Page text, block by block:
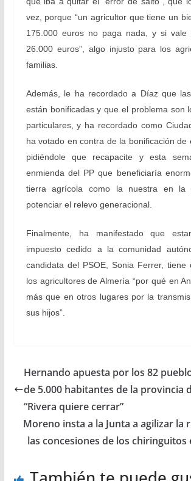
vez, porque “un agricultor que tiene un
175.000 euros no paga nada, y si vale
26.000 euros”, algo injusto para los
familias.
Además, le ha recordado a Díaz que
están bonificadas y que el problema son
particulares, y ha recordado como
ha votado en contra de la bonificación de
pidiéndole que recapacite y esta
enmienda del PP que beneficiaría
tierra agrícola como la nuestra en la
potenciar el relevo generacional.
Finalmente, ha manifestado que
impuesto cedido a la comunidad
candidata del PSOE, Sonia Ferrer, tiene
los agricultores de Almería “por qué en
más que en otros lugares por la
sus hijos”.
Hernando apuesta por los 82
de 5.000 habitantes de la provincia
“Rivera quiere cerrar”
Moreno insta a la Junta a agilizar la
las concesiones de los chiringuitos